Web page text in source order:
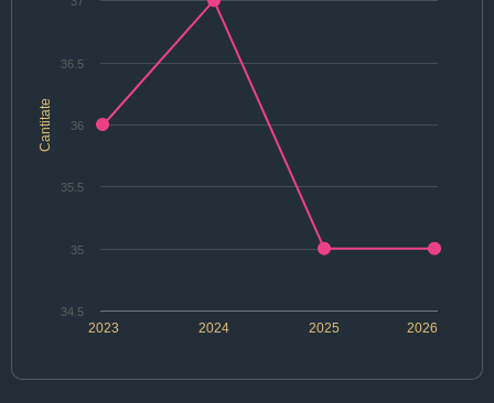
Cantitate
2024 2026
2023 2025
34.5
35
35.5
36
36.5